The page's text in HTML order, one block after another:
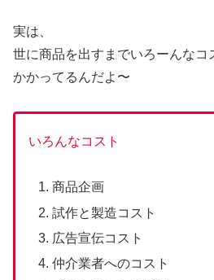
実は、
世に商品を出すまでいろーんなコ
かかってるんだよ〜
いろんなコスト
商品企画
試作と製造コスト
広告宣伝コスト
仲介業者へのコスト